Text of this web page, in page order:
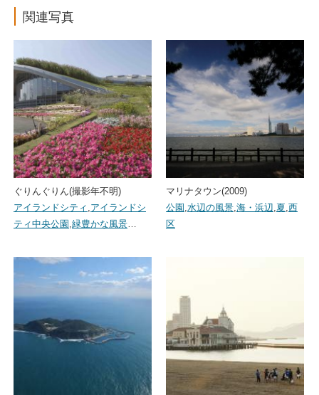
関連写真
ぐりんぐりん(撮影年不明)
アイランドシティ ,アイランドシ
ティ中央公園 ,緑豊かな風景…
マリナタウン(2009)
公園 ,水辺の風景,海・浜辺,夏,西
区